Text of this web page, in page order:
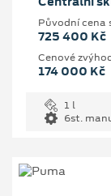
Původní cena
725 400 Kč
Cenové
174 000 Kč
1 l
6st.